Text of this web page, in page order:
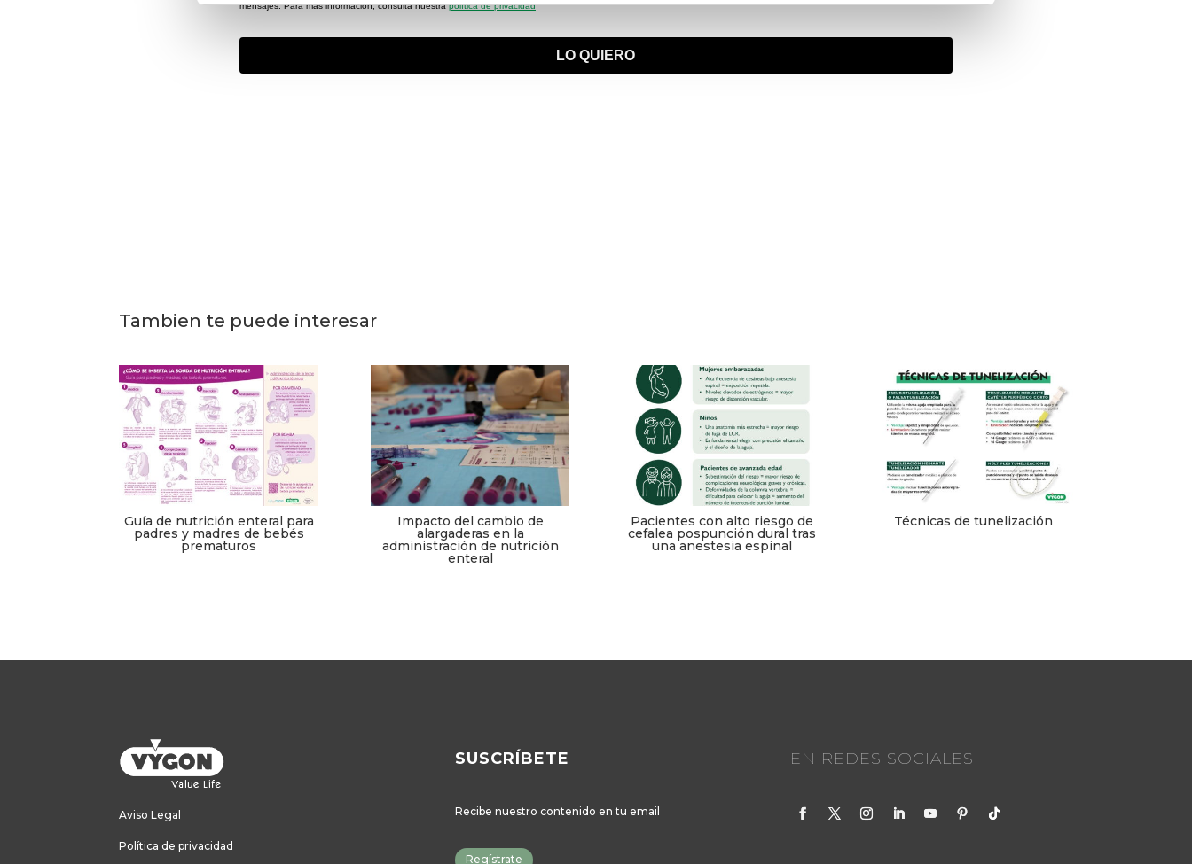
mensajes. Para más información, consulta nuestrapolítica de privacidad
LO QUIERO
Tambien te puede interesar
Guía de nutrición enteral para
padres y madres de bebés
prematuros
Impacto del cambio de
alargaderas en la
administración de nutrición
enteral
Pacientes con alto riesgo de
cefalea pospunción dural tras
una anestesia espinal
Técnicas de tunelización
Aviso Legal
Política de privacidad
SUSCRÍBETE
Recibe nuestro contenido en tu email
Regístrate
EN REDES SOCIALES